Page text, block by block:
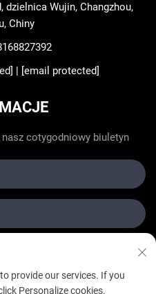
dzielnica Wujin, Changzhou,
Chiny
[email protected]
cotygodniowy biuletyn
provide our services. If you
Personalize cookies.